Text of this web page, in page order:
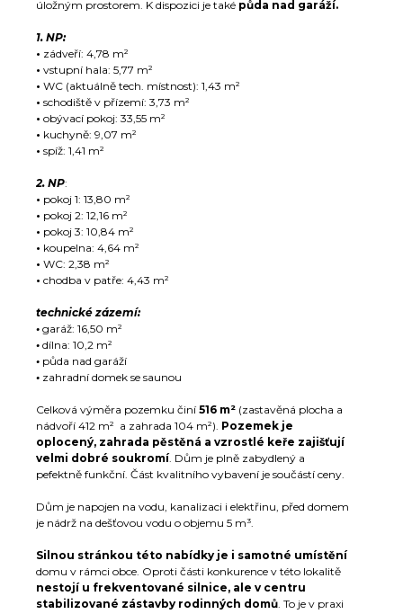
úložným prostorem. K dispozici je také půda nad garáží.
1. NP:
• zádveří: 4,78 m²
• vstupní hala: 5,77 m²
• WC (aktuálně tech. místnost): 1,43 m²
• schodiště v přízemí: 3,73 m²
• obývací pokoj: 33,55 m²
• kuchyně: 9,07 m²
• spíž: 1,41 m²
2. NP:
• pokoj 1: 13,80 m²
• pokoj 2: 12,16 m²
• pokoj 3: 10,84 m²
• koupelna: 4,64 m²
• WC: 2,38 m²
• chodba v patře: 4,43 m²
technické zázemí:
• garáž: 16,50 m²
• dílna: 10,2 m²
• půda nad garáží
• zahradní domek se saunou
Celková výměra pozemku činí 516 m² (zastavěná plocha a
nádvoří 412 m² a zahrada 104 m²). Pozemek je
oplocený, zahrada pěstěná a vzrostlé keře zajišťují
velmi dobré soukromí. Dům je plně zabydlený a
pefektně funkční. Část kvalitního vybavení je součástí ceny.
Dům je napojen na vodu, kanalizaci i elektřinu, před domem
je nádrž na dešťovou vodu o objemu 5 m³.
Silnou stránkou této nabídky je i samotné umístění
domu v rámci obce. Oproti části konkurence v této lokalitě
nestojí u frekventované silnice, ale v centru
stabilizované zástavby rodinných domů. To je v praxi